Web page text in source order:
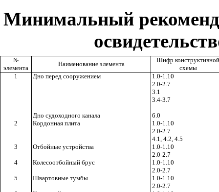
Минимальный
№
элемента
Наименование элемента
Шифр конструктивной
схемы
1
Дно перед сооружением
1.0-1.10
2.0-2.7
3.1
3.4-3.7
Дно судоходного канала
6.0
2
Кордонная плита
1.0-1.10
2.0-2.7
4.1, 4.2, 4.5
3
Отбойные устройства
1.0-1.10
2.0-2.7
4
Колесоотбойный брус
1.0-1.10
2.0-2.7
5
Швартовные тумбы
1.0-1.10
2.0-2.7